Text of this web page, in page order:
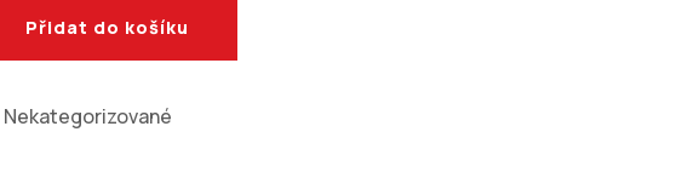
Přidat do košíku
Nekategorizované